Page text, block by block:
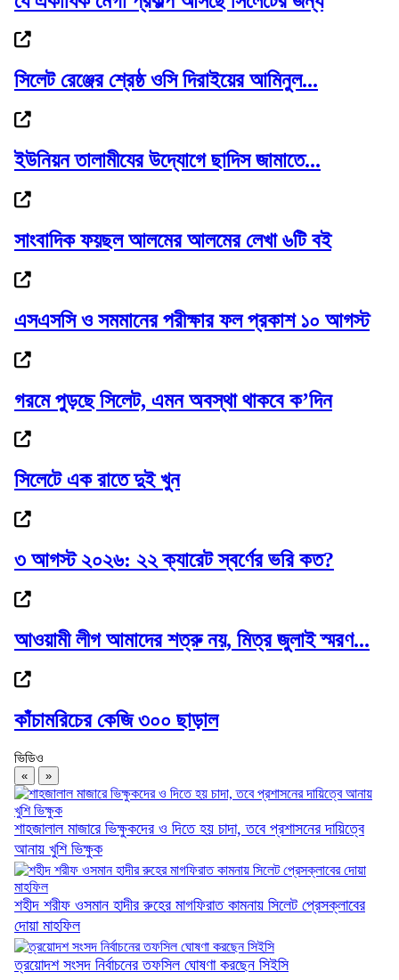
সেটাই যদি করেন তাহলে আ.লীগের দোষ কী ছিল:...
এমপির অসুস্থতার সুযোগে ‘সিন্ডিকেটের’ অভিযোগ
সিলেটে হাসপাতালে ‘আইসিইউ না পেয়ে’ হামে...
ওসমানীনগরে সড়ক দুর্ঘটনা: এডিএম পিংকি সাহাকে...
তৃণমূলে সংগঠনকে শক্তিশালী করার মাধ্যমে...
ওসমানীনগরে দুর্ঘটনা: বাসগুলো পুলিশ হেফাজতে,...
একমাসে সড়কে ঝরল ৩১ প্রাণ
সিলেট রেঞ্জের শ্রেষ্ঠ ওসি দিরাইয়ের আমিনুল...
ইউনিয়ন তালামীযের উদ্যোগে ছাদিস জামাতে...
সাংবাদিক ফয়ছল আলমের আলমের লেখা ৬টি বই
এসএসসি ও সমমানের পরীক্ষার ফল প্রকাশ ১০ আগস্ট
গরমে পুড়ছে সিলেট, এমন অবস্থা থাকবে ক’দিন
সিলেটে এক রাতে দুই খুন
৩ আগস্ট ২০২৬: ২২ ক্যারেট স্বর্ণের ভরি কত?
আওয়ামী লীগ আমাদের শত্রু নয়, মিত্র জুলাই স্মরণ...
কাঁচামরিচের কেজি ৩০০ ছাড়াল
ভিডিও
« »
শাহজালাল মাজারে ভিক্ষুকদের ও দিতে হয় চাদা, তবে প্রশাসনের দায়িত্বে
আনায় খুশি ভিক্ষুক
শহীদ শরীফ ওসমান হাদীর রুহের মাগফিরাত কামনায় সিলেট প্রেসক্লাবের
দোয়া মাহফিল
ত্রয়োদশ সংসদ নির্বাচনের তফসিল ঘোষণা করছেন সিইসি